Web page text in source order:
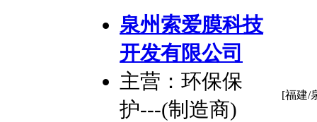
泉州索爱膜科技
开发有限公司
主营：环保保
护---(制造商)
[福建/